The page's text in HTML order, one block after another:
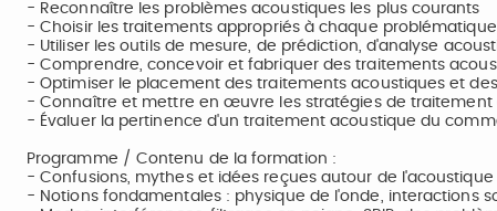
- Reconnaître les problèmes acoustiques les plus courants
- Choisir les traitements appropriés à chaque
- Utiliser les outils de mesure, de prédiction, d'analyse
- Comprendre, concevoir et fabriquer des traitements
- Optimiser le placement des traitements acoustiques et
- Connaître et mettre en œuvre les stratégies de traitement
- Évaluer la pertinence d'un traitement acoustique du
Programme / Contenu de la formation :
- Confusions, mythes et idées reçues autour de l'acoustique
- Notions fondamentales : physique de l'onde, interactions